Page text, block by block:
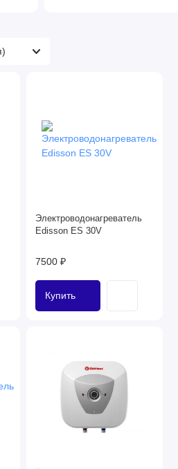
Электроводонагреватель
Edisson ES 30V
7500 ₽
Купить